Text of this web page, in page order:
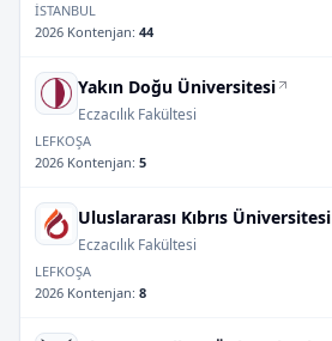
İSTANBUL
2026 Kontenjan: 44
Yakın Doğu Üniversitesi
Eczacılık Fakültesi
LEFKOŞA
2026 Kontenjan: 5
Uluslararası Kıbrıs Üniversitesi
Eczacılık Fakültesi
LEFKOŞA
2026 Kontenjan: 8